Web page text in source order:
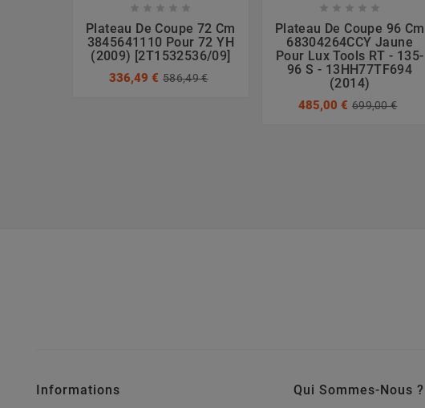
    
Plateau De Coupe 72 Cm
3845641110 Pour 72 YH
(2009) [2T1532536/09]
336,49 € 586,49 €
    
Plateau De Coupe 96 Cm
68304264CCY Jaune
Pour Lux Tools RT - 135-
96 S - 13HH77TF694
(2014)
485,00 € 699,00 €
Informations Qui Sommes-Nous ?